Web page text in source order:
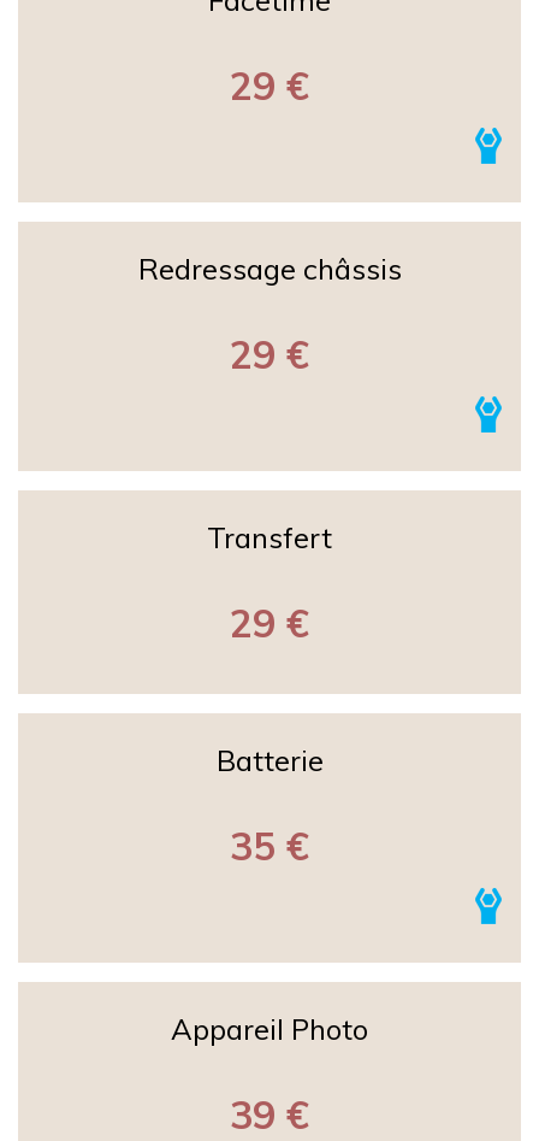
29 €
Redressage châssis
29 €
Transfert
29 €
Batterie
35 €
Appareil Photo
39 €